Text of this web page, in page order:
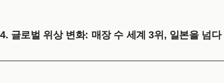
4. 글로벌 위상 변화: 매장 수 세계 3위, 일본을 넘다